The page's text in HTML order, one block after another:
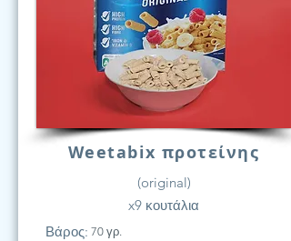
Weetabix προτείνης
(original)
x9 κουτάλια
Βάρος: 70 γρ.